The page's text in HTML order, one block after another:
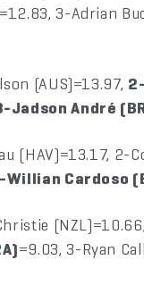
3-Adrian
(AUS)=13.97,
Jadson André
(HAV)=13.17, 2-
Willian Cardoso
(NZL)=10.66,
=9.03, 3-Ryan